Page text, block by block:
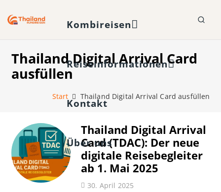
Kombireisen
Reiseinformationen
Kontakt
Über uns
Thailand Digital Arrival Card
ausfüllen
Start Thailand Digital Arrival Card ausfüllen
Thailand Digital Arrival
Card (TDAC): Der neue
digitale Reisebegleiter
ab 1. Mai 2025
30. April 2025